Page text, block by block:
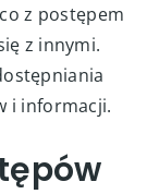
z postępem
z innymi.
i informacji.